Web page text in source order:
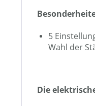
5
Wahl der
Die